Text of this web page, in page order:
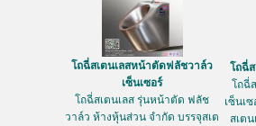
โถฉี่สเตนเลสหน้าตัดฟลัชวาล์ว
เซ็นเซอร์
โถฉี่สเตนเลส รุ่นหน้าตัด ฟลัช
วาล์ว ห้างหุ้นส่วน จำกัด บรรจุสเต
โถฉี่
โถฉี่
เซ็นเ
สเต